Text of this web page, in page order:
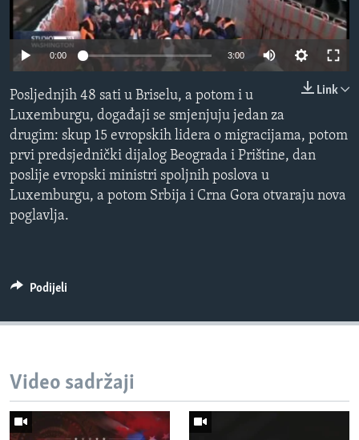
MAGAZIN
O GLASU AMERIKE
Learning English
PRATITE NAS
Jezici
0:00 3:00
Link
Posljednjih 48 sati u Briselu, a potom i u
Luxemburgu, događaji se smjenjuju jedan za
drugim: skup 15 evropskih lidera o migracijama, potom
prvi predsjednički dijalog Beograda i Prištine, dan
poslije evropski ministri spoljnih poslova u
Luxemburgu, a potom Srbija i Crna Gora otvaraju nova
poglavlja.
Podijeli
Video sadržaji